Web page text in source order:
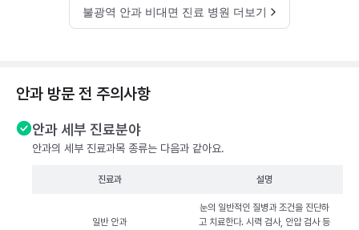
불광역 안과 비대면 진료 병원 더보기
안과 방문 전 주의사항
안과 세부 진료분야
안과의 세부 진료과목 종류는 다음과 같아요.
진료과 설명
일반 안과
눈의 일반적인 질병과 조건을 진단하
고 치료한다. 시력 검사, 안압 검사 등